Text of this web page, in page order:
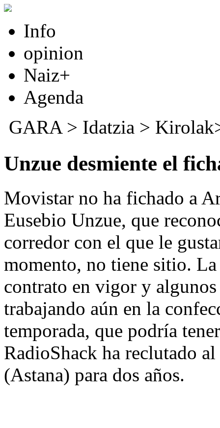
Info
opinion
Naiz+
Agenda
GARA> Idatzia >
Unzue desmiente el
Movistar no ha fichado a
Eusebio Unzue, que
corredor con el que le
momento, no tiene sitio.
contrato en vigor y
trabajando aún en la
temporada, que podría
RadioShack ha reclutado
(Astana) para dos años.